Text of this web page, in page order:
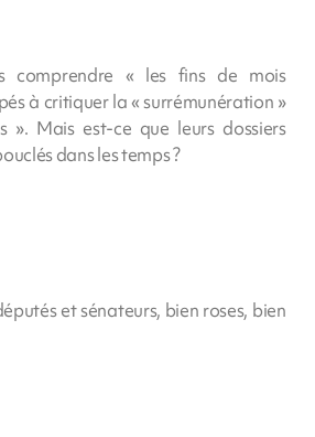
comprendre « les fins de mois
à critiquer la « surrémunération »
». Mais est-ce que leurs dossiers
dans les temps ?
et sénateurs, bien roses, bien